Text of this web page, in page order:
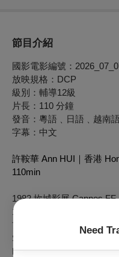
Need
節目介紹
國影電影編號：
放映規格： DCP
級別：輔導12級
片長： 110 分鐘
發音： 粵語﹑日語﹑越南語
字幕： 中文
許鞍華 Ann HUI｜香港
110min
1982 坎城影展 Cannes FF
1983 香港電影金像獎最佳
前途新人﹑最佳美術指導
Screenplay, Best New
Kong Film Awards